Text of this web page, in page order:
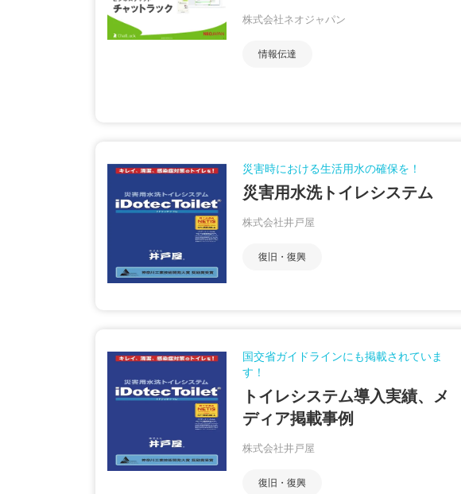
株式会社ネオジャパン
情報伝達
災害時における生活用水の確保を！
災害用水洗トイレシステム
株式会社井戸屋
復旧・復興
国交省ガイドラインにも掲載されていま
す！
トイレシステム導入実績、メ
ディア掲載事例
株式会社井戸屋
復旧・復興